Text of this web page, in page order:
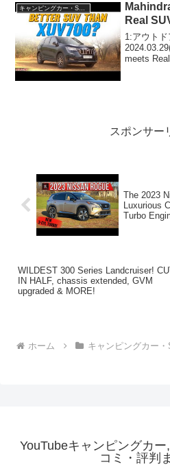
キャンピングカー・SUV人気車種
Real
1:アウトド
meets
スポンサー
The 2023
Luxurious
Turbo
WILDEST 300 Series Landcruiser!
IN HALF, chassis extended, GVM
upgraded & MORE!
ホーム キャンピングカー
YouTubeキャンピングカ
コミ・評判